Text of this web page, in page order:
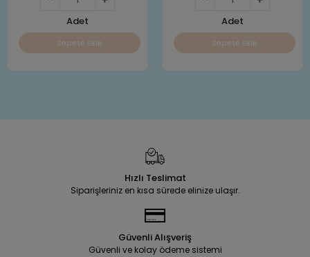
Adet
Sepete Ekle
Adet
Sepete Ekle
Hızlı Teslimat
Siparişleriniz en kısa sürede elinize ulaşır.
Güvenli Alışveriş
Güvenli ve kolay ödeme sistemi